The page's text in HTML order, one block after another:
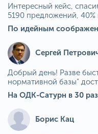
Интересный кейс,
5190 предложений, 40%
По идейным
Сергей
Добрый день! Разве
нормативной базы"
Борис Кац